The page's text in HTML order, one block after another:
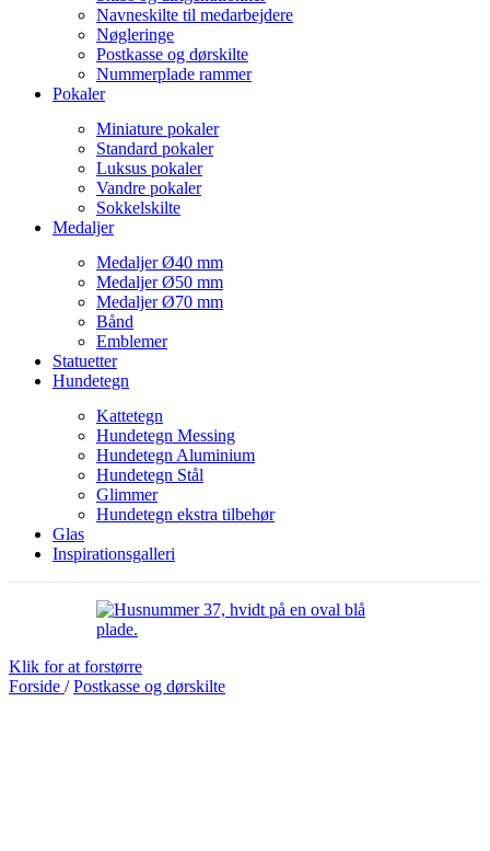
Navneskilte til medarbejdere
Nøgleringe
Postkasse og dørskilte
Nummerplade rammer
Pokaler
Miniature pokaler
Standard pokaler
Luksus pokaler
Vandre pokaler
Sokkelskilte
Medaljer
Medaljer Ø40 mm
Medaljer Ø50 mm
Medaljer Ø70 mm
Bånd
Emblemer
Statuetter
Hundetegn
Kattetegn
Hundetegn Messing
Hundetegn Aluminium
Hundetegn Stål
Glimmer
Hundetegn ekstra tilbehør
Glas
Inspirationsgalleri
Klik for at forstørre
Forside / Postkasse og dørskilte